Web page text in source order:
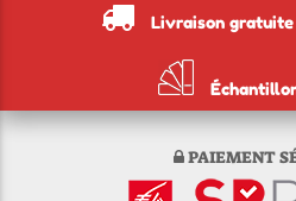
Livraison
PAIEMENT